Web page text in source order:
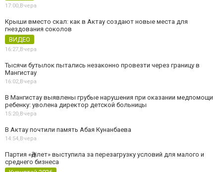
17:00,Вчера
Крыши вместо скал: как в Актау создают новые места для
гнездования соколов
ВИДЕО
16:27,Вчера
Тысячи бутылок пытались незаконно провезти через границу в
Мангистау
16:02,Вчера
В Мангистау выявлены грубые нарушения при оказании медпомощи
ребенку: уволена директор детской больницы
15:20,Вчера
В Актау почтили память Абая Кунанбаева
14:54,Вчера
Партия «Әділет» выступила за перезагрузку условий для малого и
среднего бизнеса